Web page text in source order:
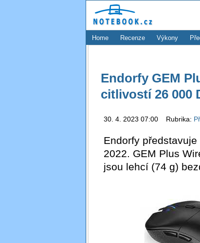
Home Recenze Výkony
Endorfy GEM
citlivostí 26 000
30. 4. 2023 07:00 Rubrika:
Endorfy
2022. GEM Plus
jsou lehcí (74 g)